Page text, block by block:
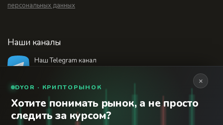
персональных данных
Наши каналы
Наш Telegram канал
18+
© 2026 Финансовый интернет-портал «Банки
Сегодня». Используя сайт BanksToday.net вы
×
DYOR · КРИПТОРЫНОК
Хотите понимать рынок, а не просто
следить за курсом?